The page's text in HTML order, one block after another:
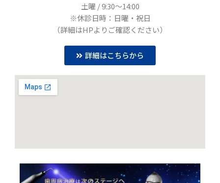
土曜 / 9:30〜14:00
※休診日時：日曜・祝日
（詳細はHPよりご確認ください）
詳細はこちらから